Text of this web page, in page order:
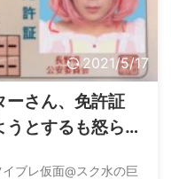
2021/5/17
ーさん、免許証
とするも怒ら
ブレ仮面@スク水の巨